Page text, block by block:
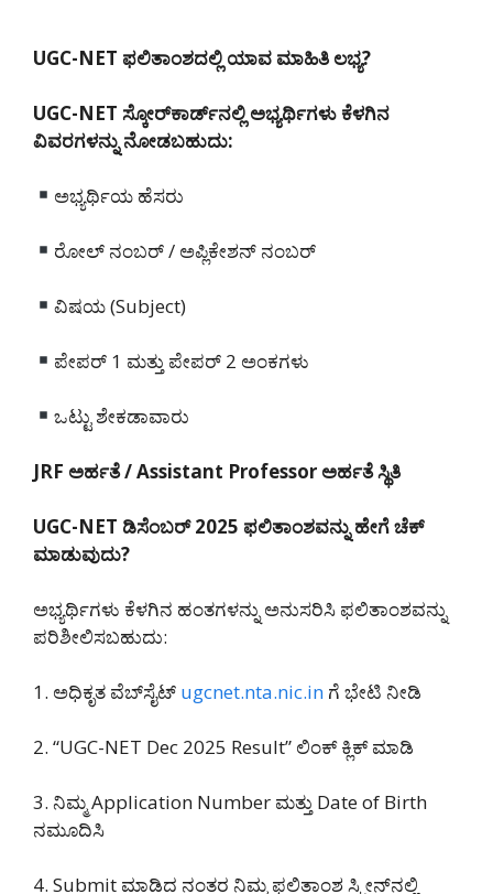
UGC-NET ಫಲಿತಾಂಶದಲ್ಲಿ ಯಾವ ಮಾಹಿತಿ ಲಭ್ಯ?
UGC-NET ಸ್ಕೋರ್‌ಕಾರ್ಡ್‌ನಲ್ಲಿ ಅಭ್ಯರ್ಥಿಗಳು ಕೆಳಗಿನ
ವಿವರಗಳನ್ನು ನೋಡಬಹುದು:
ಅಭ್ಯರ್ಥಿಯ ಹೆಸರು
ರೋಲ್ ನಂಬರ್ / ಅಪ್ಲಿಕೇಶನ್ ನಂಬರ್
ವಿಷಯ (Subject)
ಪೇಪರ್ 1 ಮತ್ತು ಪೇಪರ್ 2 ಅಂಕಗಳು
ಒಟ್ಟು ಶೇಕಡಾವಾರು
JRF ಅರ್ಹತೆ / Assistant Professor ಅರ್ಹತೆ ಸ್ಥಿತಿ
UGC-NET ಡಿಸೆಂಬರ್ 2025 ಫಲಿತಾಂಶವನ್ನು ಹೇಗೆ ಚೆಕ್
ಮಾಡುವುದು?
ಅಭ್ಯರ್ಥಿಗಳು ಕೆಳಗಿನ ಹಂತಗಳನ್ನು ಅನುಸರಿಸಿ ಫಲಿತಾಂಶವನ್ನು
ಪರಿಶೀಲಿಸಬಹುದು:
1. ಅಧಿಕೃತ ವೆಬ್‌ಸೈಟ್ ugcnet.nta.nic.in ಗೆ ಭೇಟಿ ನೀಡಿ
2. “UGC-NET Dec 2025 Result” ಲಿಂಕ್ ಕ್ಲಿಕ್ ಮಾಡಿ
3. ನಿಮ್ಮ Application Number ಮತ್ತು Date of Birth
ನಮೂದಿಸಿ
4. Submit ಮಾಡಿದ ನಂತರ ನಿಮ್ಮ ಫಲಿತಾಂಶ ಸ್ಕ್ರೀನ್‌ನಲ್ಲಿ